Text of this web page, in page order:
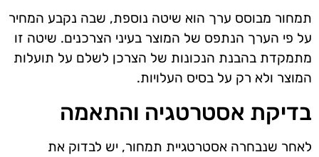
תמחור מבוסס ערך הוא שיטה נוספת, שבה נקבע המחיר
על פי הערך הנתפס של המוצר בעיני הצרכנים. שיטה זו
מתמקדת בהבנת הנכונות של הצרכן לשלם על תועלות
המוצר ולא רק על בסיס העלויות.
בדיקת אסטרטגיה והתאמה
לאחר שנבחרה אסטרטגיית תמחור, יש לבדוק את